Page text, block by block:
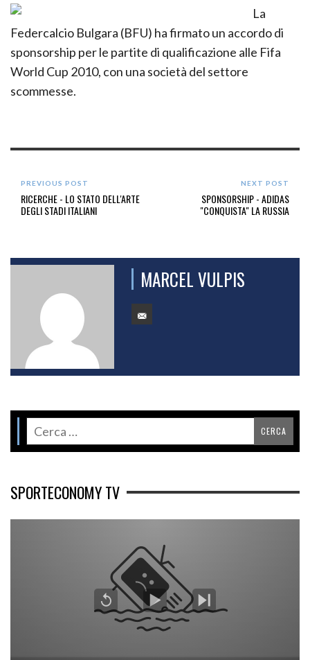
La
Federcalcio Bulgara (BFU) ha firmato un accordo di
sponsorship per le partite di qualificazione alle Fifa
World Cup 2010, con una società del settore
scommesse.
PREVIOUS POST
RICERCHE - LO STATO DELL'ARTE
DEGLI STADI ITALIANI
NEXT POST
SPONSORSHIP - ADIDAS
"CONQUISTA" LA RUSSIA
MARCEL VULPIS
SPORTECONOMY TV